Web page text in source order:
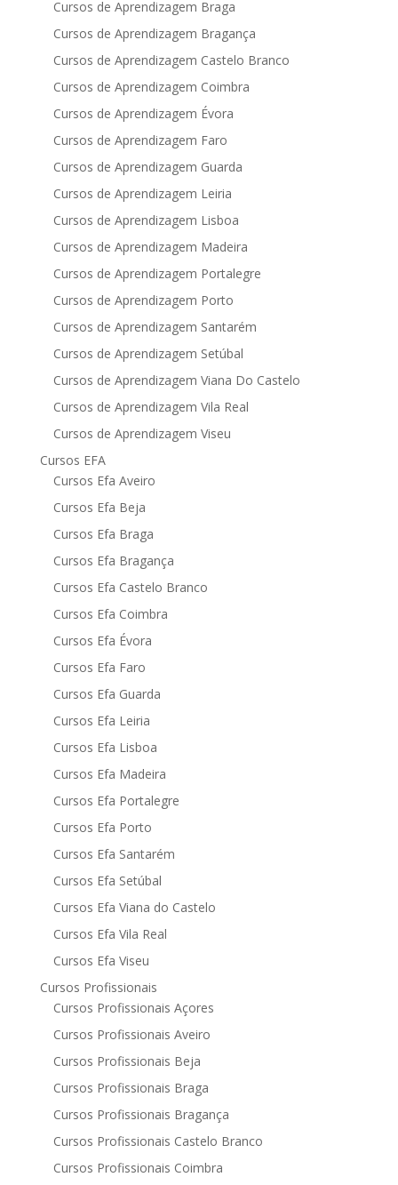
Cursos de Aprendizagem Braga
Cursos de Aprendizagem Bragança
Cursos de Aprendizagem Castelo Branco
Cursos de Aprendizagem Coimbra
Cursos de Aprendizagem Évora
Cursos de Aprendizagem Faro
Cursos de Aprendizagem Guarda
Cursos de Aprendizagem Leiria
Cursos de Aprendizagem Lisboa
Cursos de Aprendizagem Madeira
Cursos de Aprendizagem Portalegre
Cursos de Aprendizagem Porto
Cursos de Aprendizagem Santarém
Cursos de Aprendizagem Setúbal
Cursos de Aprendizagem Viana Do Castelo
Cursos de Aprendizagem Vila Real
Cursos de Aprendizagem Viseu
Cursos EFA
Cursos Efa Aveiro
Cursos Efa Beja
Cursos Efa Braga
Cursos Efa Bragança
Cursos Efa Castelo Branco
Cursos Efa Coimbra
Cursos Efa Évora
Cursos Efa Faro
Cursos Efa Guarda
Cursos Efa Leiria
Cursos Efa Lisboa
Cursos Efa Madeira
Cursos Efa Portalegre
Cursos Efa Porto
Cursos Efa Santarém
Cursos Efa Setúbal
Cursos Efa Viana do Castelo
Cursos Efa Vila Real
Cursos Efa Viseu
Cursos Profissionais
Cursos Profissionais Açores
Cursos Profissionais Aveiro
Cursos Profissionais Beja
Cursos Profissionais Braga
Cursos Profissionais Bragança
Cursos Profissionais Castelo Branco
Cursos Profissionais Coimbra